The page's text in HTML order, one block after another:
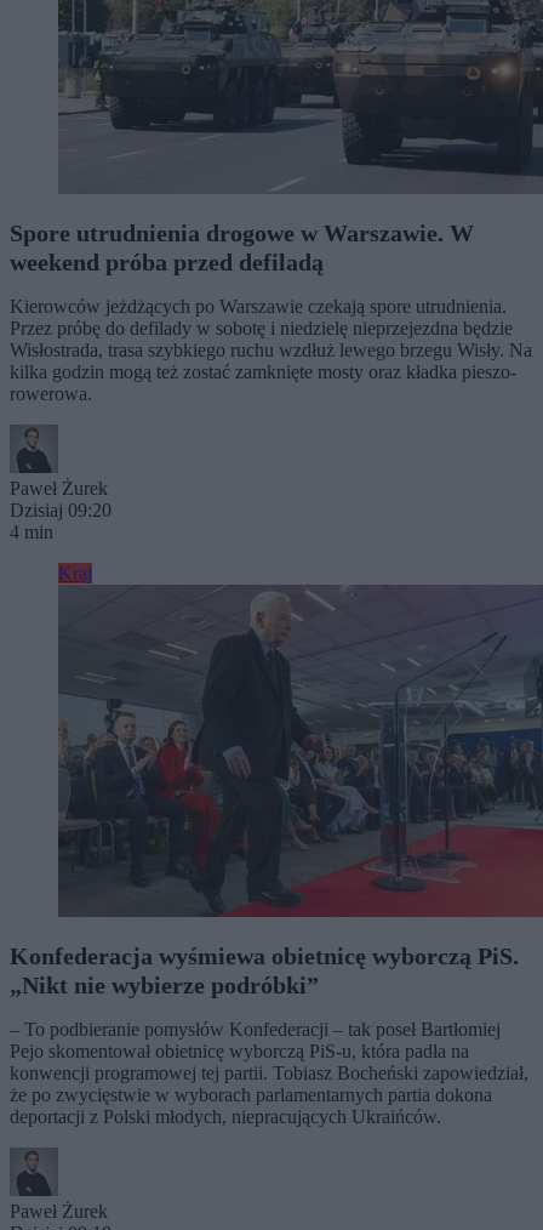
Spore utrudnienia drogowe w Warszawie. W
weekend próba przed defiladą
Kierowców jeżdżących po Warszawie czekają spore utrudnienia.
Przez próbę do defilady w sobotę i niedzielę nieprzejezdna będzie
Wisłostrada, trasa szybkiego ruchu wzdłuż lewego brzegu Wisły. Na
kilka godzin mogą też zostać zamknięte mosty oraz kładka pieszo-
rowerowa.
Paweł Żurek
Dzisiaj 09:20
4 min
Kraj
Konfederacja wyśmiewa obietnicę wyborczą PiS.
„Nikt nie wybierze podróbki”
– To podbieranie pomysłów Konfederacji – tak poseł Bartłomiej
Pejo skomentował obietnicę wyborczą PiS-u, która padła na
konwencji programowej tej partii. Tobiasz Bocheński zapowiedział,
że po zwycięstwie w wyborach parlamentarnych partia dokona
deportacji z Polski młodych, niepracujących Ukraińców.
Paweł Żurek